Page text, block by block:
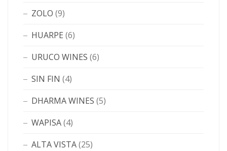
ZOLO (9)
HUARPE (6)
URUCO WINES (6)
SIN FIN (4)
DHARMA WINES (5)
WAPISA(4)
ALTA VISTA(25)